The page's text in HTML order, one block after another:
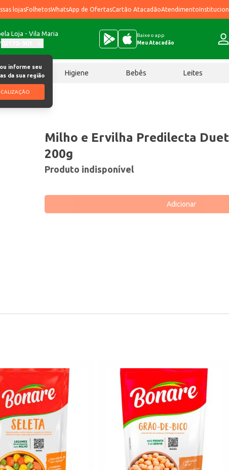
lojasFolhetosWhatsApp de OfertasCartão AtacadãoAtendimento
Loja - Vila Maria
informe seu
da sua região
Baixe o app
Meu Atacadão
Higiene Bebês Leites
200g
Milho e Ervilha Predilecta
200g
Produto indisponível
Adicionar